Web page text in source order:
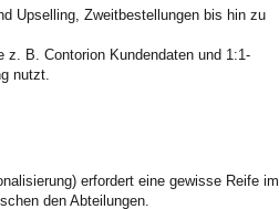
Upselling, Zweitbestellungen bis hin zu
z. B. Contorion Kundendaten und 1:1-
nutzt.
erfordert eine gewisse Reife im
den Abteilungen.